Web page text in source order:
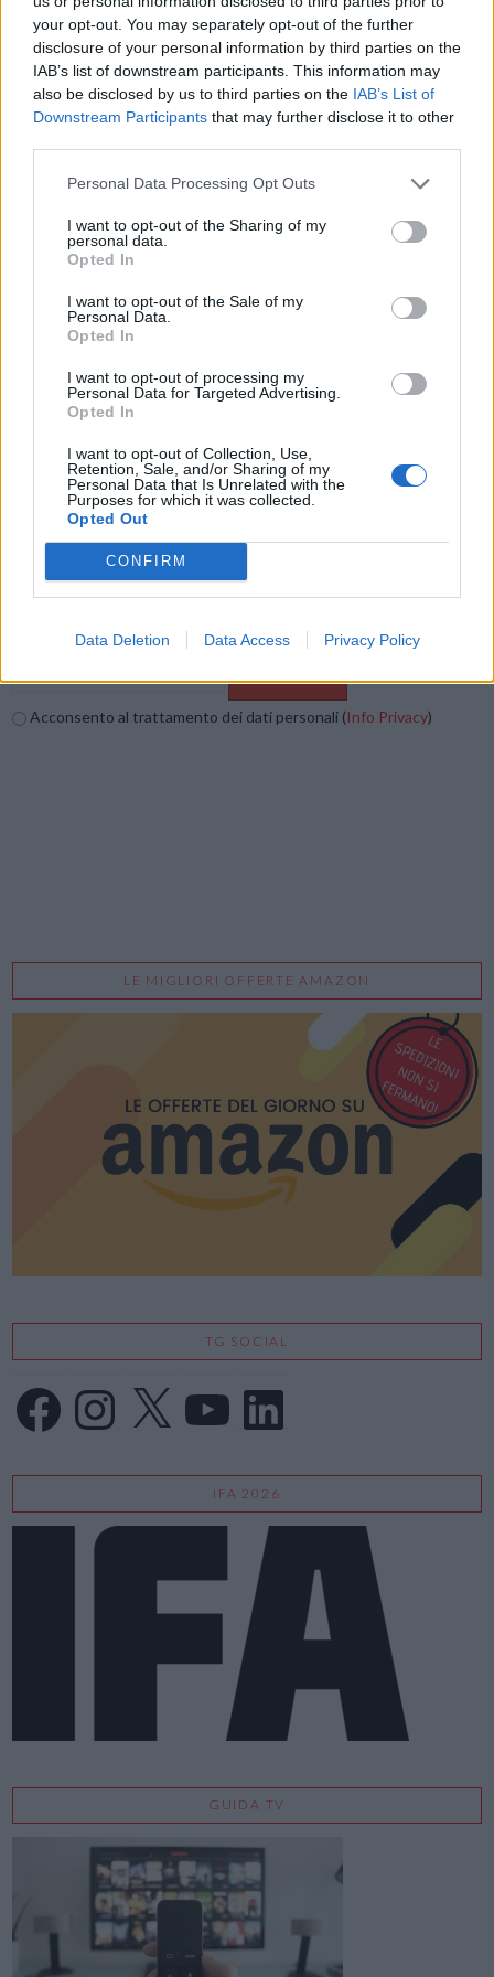
your opt-out. You may separately opt-out of the further
disclosure of your personal information by third parties on the
IAB’s list of downstream participants. This information may
also be disclosed by us to third parties on the IAB’s List of
Downstream Participants that may further disclose it to other
Personal Data Processing Opt Outs
I want to opt-out of the Sharing of my
personal data.
Opted In
I want to opt-out of the Sale of my
Personal Data.
Opted In
I want to opt-out of processing my
Personal Data for Targeted Advertising.
Opted In
I want to opt-out of Collection, Use,
Retention, Sale, and/or Sharing of my
Personal Data that Is Unrelated with the
Purposes for which it was collected.
Opted Out
CONFIRM
Data Deletion Data Access Privacy Policy
consigliato di 249,00 Euro, IVA inclusa.
Sky Go è inoltre certificato per l’utilizzo sui tablet ASUS MeMo Pad
FHD 10 LTE (ME302KL), ASUS MeMo PadTM 10 (ME102A), ASUS
Maggiori informazioni sui device ASUS con Sky Go sono disponibili
http://www.asusplus.it/skygo/
Condividi questo articolo:
E-mail
Mastodon Telegram WhatsApp
Stampa Altro
Vuoi ricevere gli aggiornamenti delle news di TecnoGazzetta?
Inserisci nome ed indirizzo E-Mail:
Acconsento al trattamento dei dati personali (Info Privacy)
LE MIGLIORI OFFERTE AMAZON
TG SOCIAL
FacebookInstagram
X LinkedIn
IFA 2026
GUIDA TV